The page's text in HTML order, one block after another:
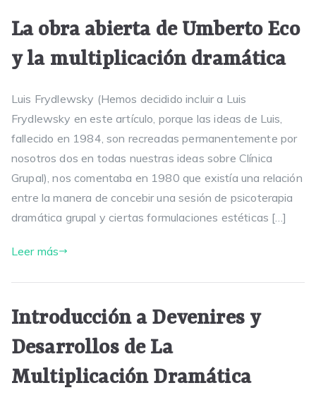
La obra abierta de Umberto Eco
y la multiplicación dramática
Luis Frydlewsky (Hemos decidido incluir a Luis
Frydlewsky en este artículo, porque las ideas de Luis,
fallecido en 1984, son recreadas permanentemente por
nosotros dos en todas nuestras ideas sobre Clínica
Grupal), nos comentaba en 1980 que existía una relación
entre la manera de concebir una sesión de psicoterapia
dramática grupal y ciertas formulaciones estéticas […]
Leer más
Introducción a Devenires y
Desarrollos de La
Multiplicación Dramática